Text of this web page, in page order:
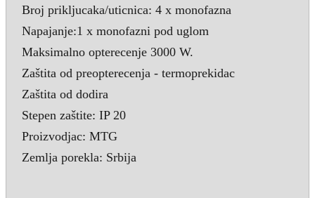
Broj prikljucaka/uticnica: 4 x monofazna
Napajanje:1 x monofazni pod uglom
Maksimalno opterecenje 3000 W.
Zaštita od preopterecenja - termoprekidac
Zaštita od dodira
Stepen zaštite: IP 20
Proizvodjac: MTG
Zemlja porekla: Srbija